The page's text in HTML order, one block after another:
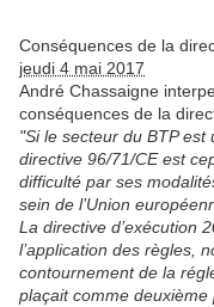
Conséquences de la
jeudi 4 mai 2017
André Chassaigne
conséquences de la
"Si le secteur du BTP
directive 96/71/CE est
difficulté par ses
sein de l’Union
La directive d’exécution
l’application des règles,
contournement de la
plaçait comme